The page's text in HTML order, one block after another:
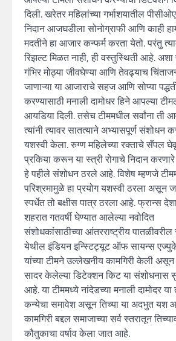
दिली. खरेतर महिलांच्या गर्भाशयातील
निदान आजघडीला सोनोग्राफी आणि काही
मदतीने हा आजार कन्फर्म करता येतो. परंतु
रिझल्ट मिळत नाही, ही वस्तुस्थिती आहे. अशा
गंभिर मोठ्या जीवघेण्या आणि तेवढ्याच
जाणाऱ्या या आजाराचे सहज आणि सोप्या
करण्यासाठी मनाली दामोधर हिने आपल्या
आयडिया दिली. तसेच टीममधील सर्वांना
त्यांनी त्यावर सातत्याने अभ्यासपूर्ण संशोधन
यशस्वी केला. रुग्ण महिलेच्या रक्ताचे सॅंपल
प्रकिया करून या स्त्री रोगाचे निदान
हे पहीले संशोधन ठरले आहे. विशेष म्हणजे
परिश्रमामुळे हा प्रयोग यशस्वी ठरला असून
स्पर्धेत तो बक्षीस पात्र ठरला आहे. फ्रान्स
शहरात गतवर्षी घेण्यात आलेल्या नवोदित
संशोधकांसाठीच्या आंतरराष्ट्रीय पातळीवरील
येथील इंडियन इन्स्टिट्यूट ऑफ सायन्स
यांच्या टीमने उल्लेखनीय कामगिरी केली असून
सादर केलेल्या डिटेक्शन किट या संशोधनास
आहे. या टीममध्ये नांदेडच्या मनाली दामोदर
कन्येचा समावेश असून तिच्या या अदभुत यश
कामगिरी बद्दल समाजाच्या सर्व स्तरातून
कौतुकाचा वर्षाव केला जात आहे.